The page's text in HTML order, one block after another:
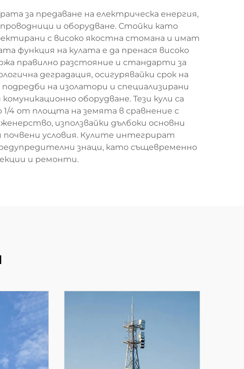
за предаване на електрическа енергия,
и оборудване. Стойки като
с високо якостна стомана и имат
функция на кулата е да пренася високо
правилно разстояние и стандарти за
деградация, осигурявайки срок на
на изолатори и специализирани
оборудване. Тези кули са
4 от площта на земята в сравнение с
използвайки дълбоки основни
условия. Кулите интегрират
знаци, като същевременно
и ремонти.